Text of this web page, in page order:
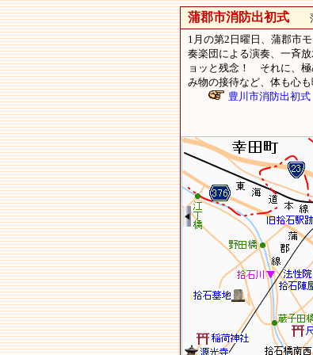
蒲郡市消防出初式蒲
1月の第2日曜日、蒲郡市
奏楽団による演奏、一斉
ョッと残念！ それに、極
み物の接待など、体も心
豊川市消防出初式